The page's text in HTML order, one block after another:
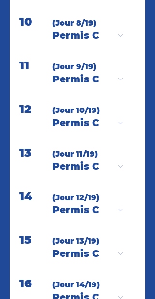
10 (Jour 8/19)
Permis C
11 (Jour 9/19)
Permis C
12 (Jour 10/19)
Permis C
13 (Jour 11/19)
Permis C
14 (Jour 12/19)
Permis C
15 (Jour 13/19)
Permis C
16 (Jour 14/19)